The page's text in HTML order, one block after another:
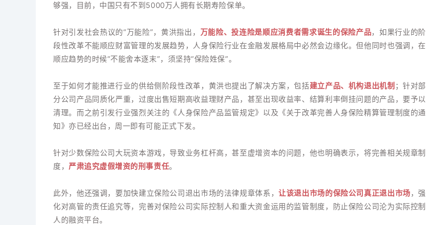
够强，目前，中国只有不到5000万人拥有长期寿险保单。
针对引发社会热议的“万能险”，黄洪指出， 万能险、投连险是顺应消费者需求诞生的保险产品，如果行业的阶
段性改革不能顺应财富管理的发展趋势，人身保险行业在金融发展格局中必然会边缘化。但他同时也强调，在
顺应趋势的时候“不能舍本逐末”，须坚持“保险姓保”。
至于如何才能推进行业的供给侧阶段性改革，黄洪也提出了解决方案，包括建立产品、机构退出机制 ；针对部
分公司产品同质化严重，过度出售短期高收益理财产品，甚至出现收益率、结算利率倒挂问题的产品，要予以
清理。而之前引发行业强烈关注的《人身保险产品监管规定》以及《关于改革完善人身保险精算管理制度的通
知》亦已经出台，周一即有可能正式下发。
针对少数保险公司大玩资本游戏，导致业务杠杆高，甚至虚增资本的问题，他也明确表示，将完善相关规章制
度， 严肃追究虚假增资的刑事责任。
此外，他还强调，要加快建立保险公司退出市场的法律规章体系，让该退出市场的保险公司真正退出市场，强
化对高管的责任追究等，完善对保险公司实际控制人和重大资金运用的监管制度，防止保险公司沦为实际控制
人的融资平台。